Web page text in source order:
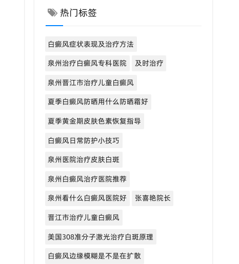
热门标签
白癜风症状表现及治疗方法
泉州治疗白癜风专科医院
及时治疗
泉州晋江市治疗儿童白癜风
夏季白癜风防晒用什么防晒霜好
夏季黄金期皮肤色素恢复指导
白癜风日常防护小技巧
泉州医院治疗皮肤白斑
泉州白癜风治疗医院推荐
泉州看什么白癜风医院好
张喜艳院长
晋江市治疗儿童白癜风
美国308准分子激光治疗白斑原理
白癜风边缘模糊是不是在扩散